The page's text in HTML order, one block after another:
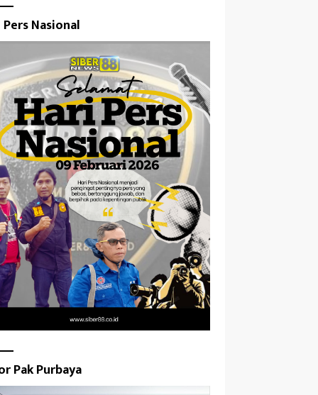
Nasional
Pak Purbaya